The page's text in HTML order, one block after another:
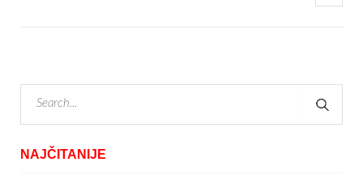
NAJČITANIJE